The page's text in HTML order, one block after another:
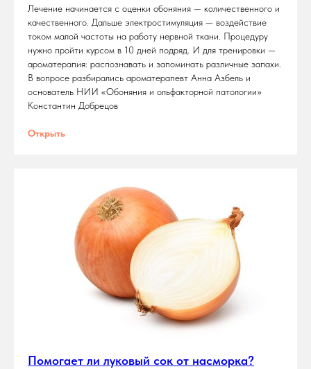
Лечение начинается с оценки обоняния — количественного и
качественного. Дальше электростимуляция — воздействие
током малой частоты на работу нервной ткани. Процедуру
нужно пройти курсом в 10 дней подряд. И для тренировки —
ароматерапия: распознавать и запоминать различные запахи.
В вопросе разбирались ароматерапевт Анна Азбель и
основатель НИИ «Обоняния и ольфакторной патологии»
Константин Добрецов
Открыть
Помогает ли луковый сок от насморка?